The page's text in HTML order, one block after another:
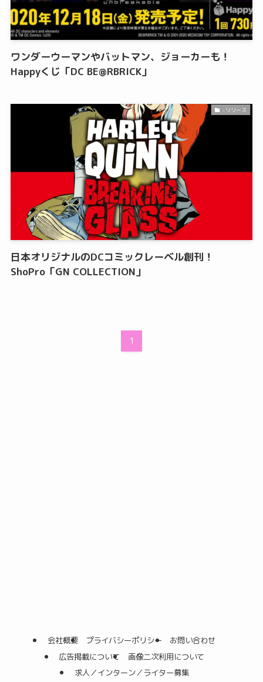
ワンダーウーマンやバットマン、ジョーカーも！
Happyくじ「DC BE@RBRICK」
-リリース
日本オリジナルのDCコミックレーベル創刊！
ShoPro「GN COLLECTION」
1
会社概要 プライバシーポリシー
お問い合わせ
広告掲載について
画像二次利用について
求人／インターン／ライター募集